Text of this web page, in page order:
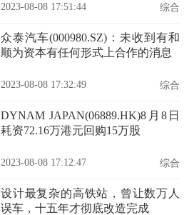
2023-08-08 17:51:44 综合
众泰汽车(000980.SZ)：未收到有和
顺为资本有任何形式上合作的消息
2023-08-08 17:32:49 综合
DYNAM JAPAN(06889.HK)8月8日
耗资72.16万港元回购15万股
2023-08-08 17:12:47 综合
设计最复杂的高铁站，曾让数万人
误车，十五年才彻底改造完成